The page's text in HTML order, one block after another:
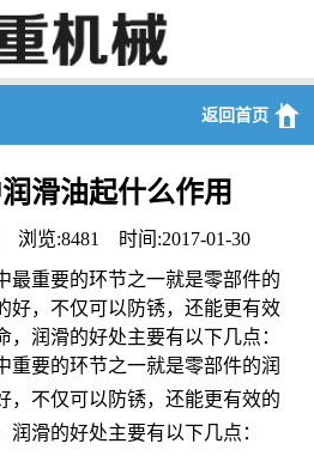
返回首页
滑油起什么作用
浏览:8481 时间:2017-01-30
最重要的环节之一就是零部件的
好，不仅可以防锈，还能更有效
，润滑的好处主要有以下几点：
重要的环节之一就是零部件的润
，不仅可以防锈，还能更有效的
滑的好处主要有以下几点：